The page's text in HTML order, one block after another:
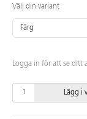
Välj din variant
Färg
Logga in för att se ditt
Lägg i